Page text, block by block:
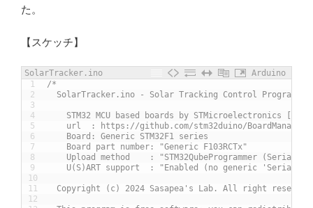
た。
【スケッチ】
SolarTracker.ino
Arduino
1
2
3
4
5
6
7
8
9
10
11
12
/*
SolarTracker.ino - Solar Tracking Control Program
STM32 MCU based boards by STMicroelectronics
url  : https://github.com/stm32duino/
Board: Generic STM32F1 series
Board part number: "Generic F103RCTx"
Upload method    : "STM32QubeProgrammer (Serial)"
U(S)ART support  : "Enabled (no generic 'Serial')"
Copyright (c) 2024 Sasapea's Lab. All right